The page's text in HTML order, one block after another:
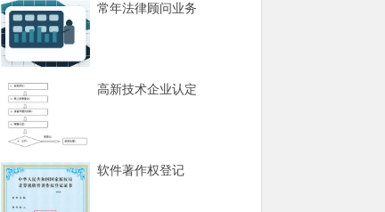
常年法律顾问业务
高新技术企业认定
软件著作权登记